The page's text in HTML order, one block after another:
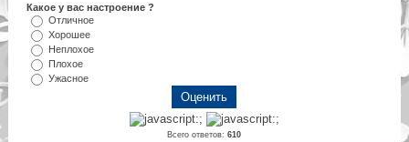
Какое у вас настроение ?
Отличное
Хорошее
Неплохое
Плохое
Ужасное
Всего ответов:610